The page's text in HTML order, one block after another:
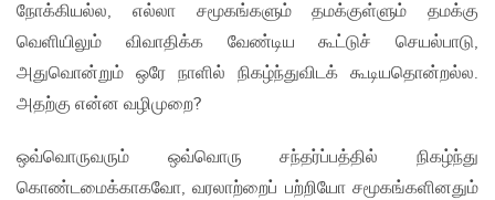
நோக்கியல்ல, எல்லா சமூகங்களும் தமக்குள்ளும் தமக்கு
வெளியிலும் விவாதிக்க வேண்டிய கூட்டுச் செயல்பாடு,
அதுவொன்றும் ஒரே நாளில் நிகழ்ந்துவிடக் கூடியதொன்றல்ல.
அதற்கு என்ன வழிமுறை?
ஒவ்வொருவரும் ஒவ்வொரு சந்தர்ப்பத்தில் நிகழ்ந்து
கொண்டமைக்காகவோ, வரலாற்றைப் பற்றியோ சமூகங்களினதும்